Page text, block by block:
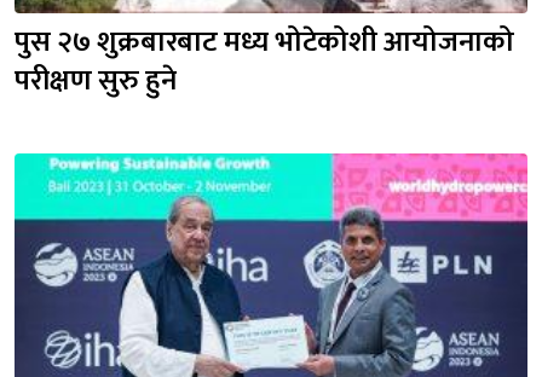
पुस २७ शुक्रबारबाट मध्य भोटेकोशी आयोजनाको
परीक्षण सुरु हुने